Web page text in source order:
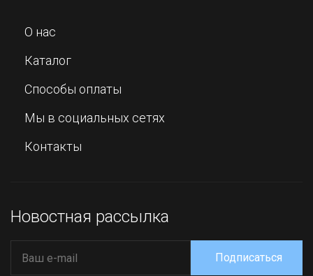
О нас
Каталог
Способы оплаты
Мы в социальных сетях
Контакты
Новостная рассылка
Подписаться